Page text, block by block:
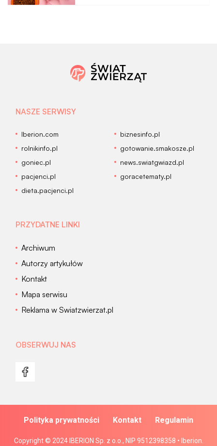
NASZE SERWISY
Iberion.com
biznesinfo.pl
rolnikinfo.pl
gotowanie.smakosze.pl
goniec.pl
news.swiatgwiazd.pl
pacjenci.pl
goracetematy.pl
dieta.pacjenci.pl
PRZYDATNE LINKI
Archiwum
Autorzy artykułów
Kontakt
Mapa serwisu
Reklama w Swiatzwierzat.pl
OBSERWUJ NAS
Copyright © 2024 IBERION Sp. z o.o., NIP 9512398358 • Iberion.
Polityka prywatności Kontakt Regulamin